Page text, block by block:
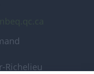
Richelieu